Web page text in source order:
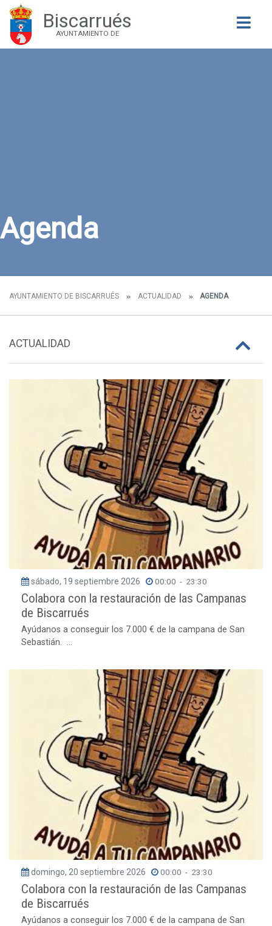
Biscarrués
AYUNTAMIENTO DE
Agenda
AYUNTAMIENTO DE BISCARRUÉS ACTUALIDAD AGENDA
ACTUALIDAD
sábado, 19 septiembre 2026 00:00 - 23:30
Colabora con la restauración de las Campanas
de Biscarrués
Ayúdanos a conseguir los 7.000 € de la campana de San
Sebastián. ...
domingo, 20 septiembre 2026 00:00 - 23:30
Colabora con la restauración de las Campanas
de Biscarrués
Ayúdanos a conseguir los 7.000 € de la campana de San